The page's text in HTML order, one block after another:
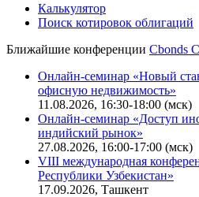
Калькулятор
Поиск котировок облигаций
Ближайшие конференции Cbonds
Онлайн-семинар «Новый
офисную недвижимость»
11.08.2026, 16:30-18:00 (мск)
Онлайн-семинар «Доступ
индийский рынок»
27.08.2026, 16:00-17:00 (мск)
VIII международная
Республики Узбекистан»
17.09.2026, Ташкент